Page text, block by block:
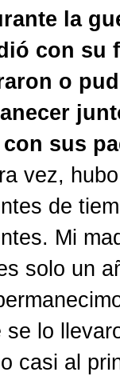
la
con su
o
sus
vez,
de
Mi
solo un
se lo
casi al